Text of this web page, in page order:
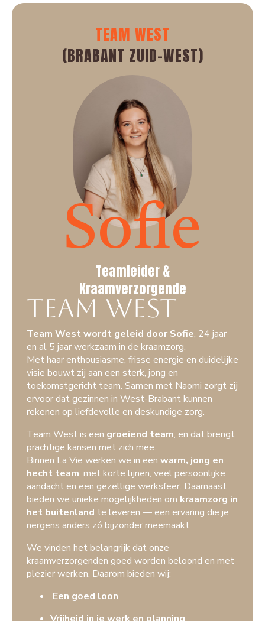
TEAM WEST
(BRABANT ZUID-WEST)
Sofie
Teamleider &
Kraamverzorgende
Team West
Team West wordt geleid door Sofie, 24 jaar
en al 5 jaar werkzaam in de kraamzorg.
Met haar enthousiasme, frisse energie en duidelijke
visie bouwt zij aan een sterk, jong en
toekomstgericht team. Samen met Naomi zorgt zij
ervoor dat gezinnen in West-Brabant kunnen
rekenen op liefdevolle en deskundige zorg.
Team West is een groeiend team, en dat brengt
prachtige kansen met zich mee.
Binnen La Vie werken we in een warm, jong en
hecht team, met korte lijnen, veel persoonlijke
aandacht en een gezellige werksfeer. Daarnaast
bieden we unieke mogelijkheden om kraamzorg in
het buitenland te leveren — een ervaring die je
nergens anders zó bijzonder meemaakt.
We vinden het belangrijk dat onze
kraamverzorgenden goed worden beloond en met
plezier werken. Daarom bieden wij:
Een goed loon